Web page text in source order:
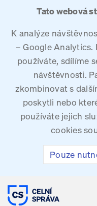
Tato webová
K analýze
– Google Analytics.
používáte, sdílíme
návštěvnosti.
zkombinovat s
poskytli nebo
používáte jejich
cookies
Pouze
CELNÍ